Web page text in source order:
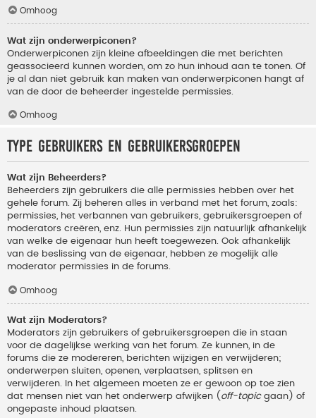
Omhoog
Wat zijn onderwerpiconen?
Onderwerpiconen zijn kleine afbeeldingen die met berichten
geassocieerd kunnen worden, om zo hun inhoud aan te tonen. Of
je al dan niet gebruik kan maken van onderwerpiconen hangt af
van de door de beheerder ingestelde permissies.
Omhoog
Type gebruikers en gebruikersgroepen
Wat zijn Beheerders?
Beheerders zijn gebruikers die alle permissies hebben over het
gehele forum. Zij beheren alles in verband met het forum, zoals:
permissies, het verbannen van gebruikers, gebruikersgroepen of
moderators creëren, enz. Hun permissies zijn natuurlijk afhankelijk
van welke de eigenaar hun heeft toegewezen. Ook afhankelijk
van de beslissing van de eigenaar, hebben ze mogelijk alle
moderator permissies in de forums.
Omhoog
Wat zijn Moderators?
Moderators zijn gebruikers of gebruikersgroepen die in staan
voor de dagelijkse werking van het forum. Ze kunnen, in de
forums die ze modereren, berichten wijzigen en verwijderen;
onderwerpen sluiten, openen, verplaatsen, splitsen en
verwijderen. In het algemeen moeten ze er gewoon op toe zien
dat mensen niet van het onderwerp afwijken ( off-topicgaan) of
ongepaste inhoud plaatsen.